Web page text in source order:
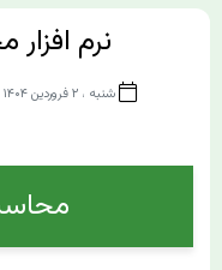
نرم
شنبه ، ۲ فروردین ۱۴۰۴